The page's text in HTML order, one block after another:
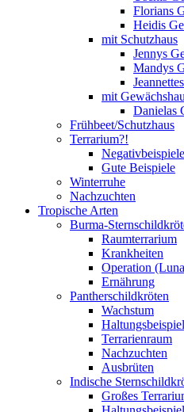
Florians
Heidis
mit Schutzhaus
Jennys
Mandys
mit
Danielas
Frühbeet/Schutzhaus
Terrarium?!
Negativbeispiele
Gute Beispiele
Winterruhe
Nachzuchten
Tropische Arten
Burma-
Raumterrarium
Krankheiten
Operation
Ernährung
Pantherschildkröten
Wachstum
Terrarienraum
Nachzuchten
Ausbrüten
Indische
Großes